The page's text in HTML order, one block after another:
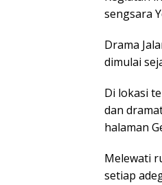
sengsara
Drama
dimulai
Di lokasi
dan
halaman
Melewati
setiap